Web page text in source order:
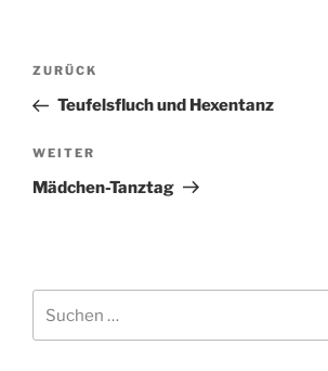
Beitragsnavigation
Vorheriger
Beitrag
ZURÜCK
Teufelsfluch und Hexentanz
Nächster
Beitrag
WEITER
Mädchen-Tanztag
nach: